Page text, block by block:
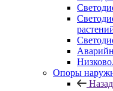
Опоры
Назад